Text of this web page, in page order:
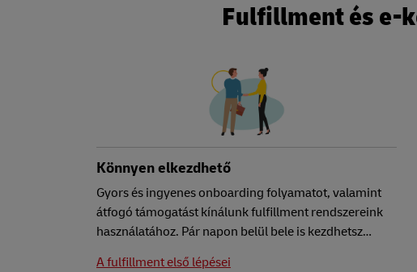
Fulfillment és e-
Könnyen elkezdhető
Gyors és ingyenes onboarding folyamatot, valamint
átfogó támogatást kínálunk fulfillment rendszereink
használatához. Pár napon belül bele is kezdhetsz…
A fulfillment első lépései